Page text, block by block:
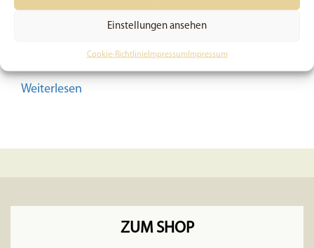
Einstellungen ansehen
Cookie-RichtlinieImpressum Impressum
| Accessoire | Kleidung
Weiterlesen
ZUM SHOP